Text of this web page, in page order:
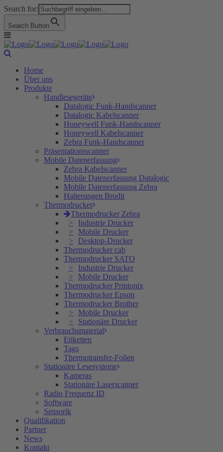
Search for:
Search Button
Home
Über uns
Produkte
Handlesegeräte
Datalogic Funk-Handscanner
Datalogic Kabelscanner
Honeywell Funk-Handscanner
Honeywell Kabelscanner
Zebra Funk-Handscanner
Präsentationsscanner
Mobile Datenerfassung
Zebra Kabelscanner
Mobile Datenerfassung Datalogic
Mobile Datenerfassung Zebra
Halterungen Brodit
Thermodrucker
Thermodrucker Zebra
Industrie Drucker
Mobile Drucker
Desktop-Drucker
Thermodrucker cab
Thermodrucker SATO
Industrie Drucker
Mobile Drucker
Thermodrucker Printonix
Thermodrucker Epson
Thermodrucker Brother
Mobile Drucker
Stationäre Drucker
Verbrauchsmaterial
Etiketten
Tags
Thermotransfer-Folien
Stationäre Lesesysteme
Kameras
Stationäre Laserscanner
Radio Frequenz ID
Software
Sensorik
Qualifikation
Partner
News
Kontakt